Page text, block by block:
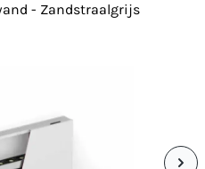
- Zandstraalgrijs